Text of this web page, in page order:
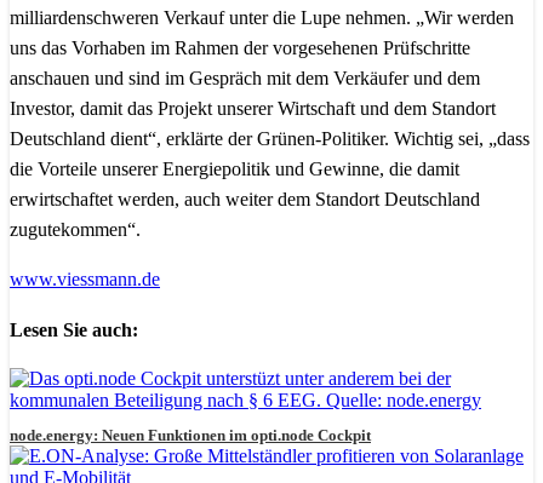
milliardenschweren Verkauf unter die Lupe nehmen. „Wir werden
uns das Vorhaben im Rahmen der vorgesehenen Prüfschritte
anschauen und sind im Gespräch mit dem Verkäufer und dem
Investor, damit das Projekt unserer Wirtschaft und dem Standort
Deutschland dient“, erklärte der Grünen-Politiker. Wichtig sei, „dass
die Vorteile unserer Energiepolitik und Gewinne, die damit
erwirtschaftet werden, auch weiter dem Standort Deutschland
zugutekommen“.
www.viessmann.de
Lesen Sie auch:
node.energy: Neuen Funktionen im opti.node Cockpit